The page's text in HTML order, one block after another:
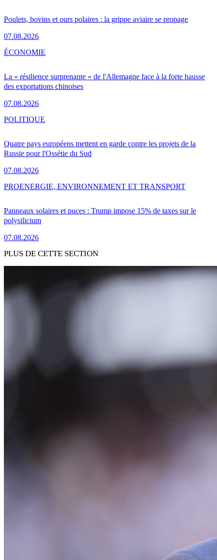
Poulets, bovins et ours polaires : la grippe aviaire se propage
07.08.2026
La « résilience surprenante » de l'Allemagne face à la forte hausse
des exportations chinoises
07.08.2026
ÉCONOMIE
Quatre pays européens mettent en garde contre les projets de la
Russie pour l'Ossétie du Sud
07.08.2026
POLITIQUE
Panneaux solaires et puces : Trump impose 15% de taxes sur le
polysilicium
07.08.2026
PROENERGIE, ENVIRONNEMENT ET TRANSPORT
PLUS DE CETTE SECTION